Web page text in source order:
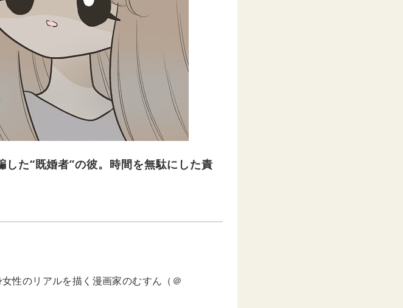
した“既婚者”の彼。時間を無駄にした責
性のリアルを描く漫画家のむすん（＠